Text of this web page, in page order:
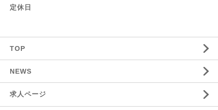
定休日
TOP
NEWS
求人ページ